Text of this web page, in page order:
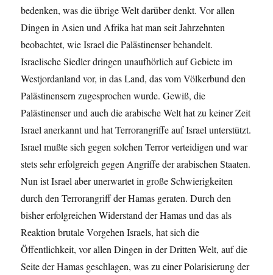
bedenken, was die übrige Welt darüber denkt. Vor allen
Dingen in Asien und Afrika hat man seit Jahrzehnten
beobachtet, wie Israel die Palästinenser behandelt.
Israelische Siedler dringen unaufhörlich auf Gebiete im
Westjordanland vor, in das Land, das vom Völkerbund den
Palästinensern zugesprochen wurde. Gewiß, die
Palästinenser und auch die arabische Welt hat zu keiner Zeit
Israel anerkannt und hat Terrorangriffe auf Israel unterstützt.
Israel mußte sich gegen solchen Terror verteidigen und war
stets sehr erfolgreich gegen Angriffe der arabischen Staaten.
Nun ist Israel aber unerwartet in große Schwierigkeiten
durch den Terrorangriff der Hamas geraten. Durch den
bisher erfolgreichen Widerstand der Hamas und das als
Reaktion brutale Vorgehen Israels, hat sich die
Öffentlichkeit, vor allen Dingen in der Dritten Welt, auf die
Seite der Hamas geschlagen, was zu einer Polarisierung der